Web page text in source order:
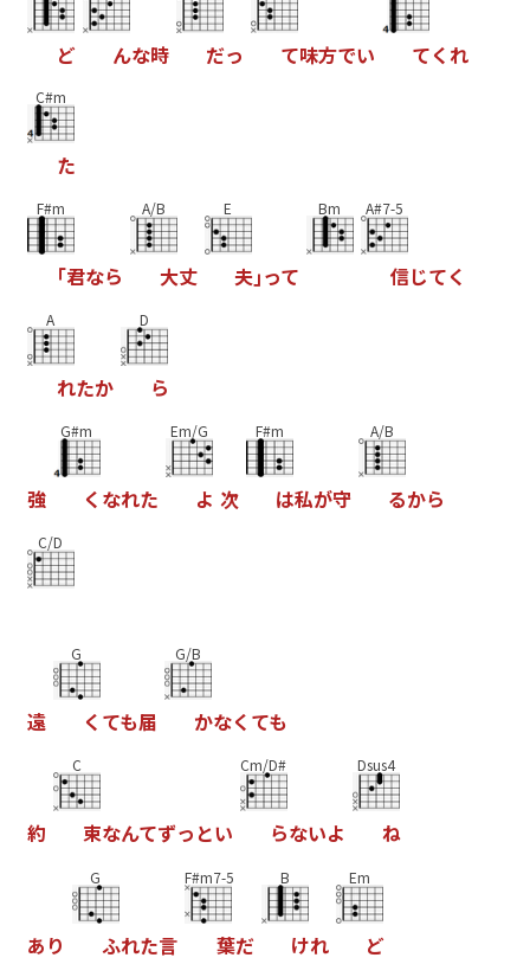
ど んな時 だっ て味方でい てく れ
C#m
た
F#m
｢君なら
A/B
大丈
E
夫｣って
Bm A#7-5
信じてく
A
れたか
D
ら
強
G#m
く なれた
Em/G
よ 次
F#m
は私が守
A/B
るから
C/D
遠
G
く ても届
G/B
かなく ても
約
C
束なんてずっ とい
Cm/D#
らないよ
Dsus4
ね
あ り
G
ふれた言
F#m7-5
葉だ
B
けれ
Em
ど